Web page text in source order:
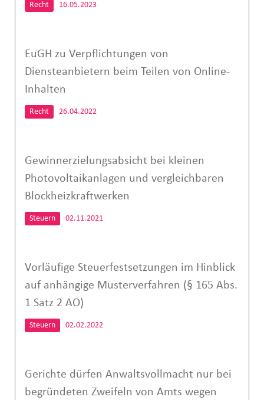
Recht 16.05.2023
EuGH zu Verpflichtungen von
Diensteanbietern beim Teilen von Online-
Inhalten
Recht 26.04.2022
Gewinnerzielungsabsicht bei kleinen
Photovoltaikanlagen und vergleichbaren
Blockheizkraftwerken
Steuern 02.11.2021
Vorläufige Steuerfestsetzungen im Hinblick
auf anhängige Musterverfahren (§ 165 Abs.
1 Satz 2 AO)
Steuern 02.02.2022
Gerichte dürfen Anwaltsvollmacht nur bei
begründeten Zweifeln von Amts wegen